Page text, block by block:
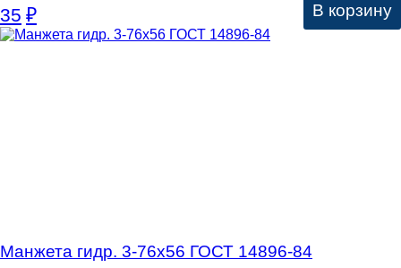
35 ₽ В корзину
Манжета гидр. 3-76х56 ГОСТ 14896-84